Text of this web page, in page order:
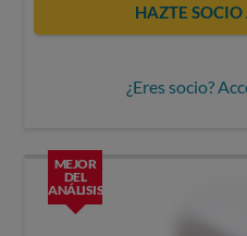
HAZTE SOCIO
¿Eres socio?
MEJOR
DEL
ANÁLISIS